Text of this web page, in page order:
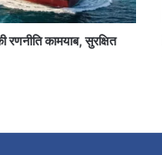
रणनीति कामयाब, सुरक्षित